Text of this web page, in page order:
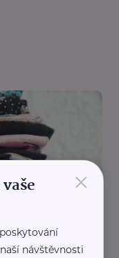
Testování
×
návštěvnosti